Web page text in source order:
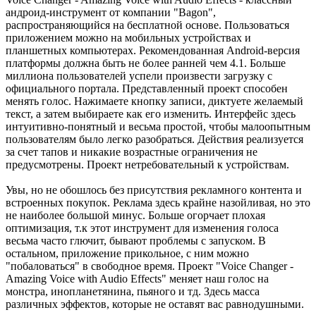
андроид-инструмент от компании "Bagon",
распространяющийся на бесплатной основе. Пользоваться
приложением можно на мобильных устройствах и
планшетных компьютерах. Рекомендованная Android-версия
платформы должна быть не более ранней чем 4.1. Больше
миллиона пользователей успели произвести загрузку с
официального портала. Представленный проект способен
менять голос. Нажимаете кнопку записи, диктуете желаемый
текст, а затем выбираете как его изменить. Интерфейс здесь
интуитивно-понятный и весьма простой, чтобы малоопытным
пользователям было легко разобраться. Действия реализуется
за счет тапов и никакие возрастные ограничения не
предусмотрены. Проект нетребовательный к устройствам.
Увы, но не обошлось без присутствия рекламного контента и
встроенных покупок. Реклама здесь крайне назойливая, но это
не наиболее большой минус. Больше огорчает плохая
оптимизация, т.к этот инструмент для изменения голоса
весьма часто глючит, бывают проблемы с запуском. В
остальном, приложение прикольное, с ним можно
"побаловаться" в свободное время. Проект "Voice Changer -
Amazing Voice with Audio Effects" меняет наш голос на
монстра, инопланетянина, пьяного и тд. Здесь масса
различных эффектов, которые не оставят вас равнодушными.